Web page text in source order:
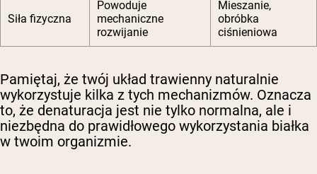
Siła fizyczna
Powoduje
mechaniczne
rozwijanie
Mieszanie,
obróbka
ciśnieniowa
Pamiętaj, że twój układ trawienny naturalnie
wykorzystuje kilka z tych mechanizmów. Oznacza
to, że denaturacja jest nie tylko normalna, ale i
niezbędna do prawidłowego wykorzystania białka
w twoim organizmie.